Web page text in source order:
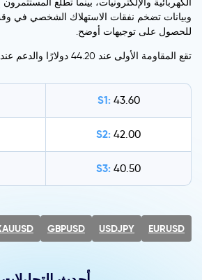
الكهربائية والإلكترونيات، بينما تطلع
وبيانات تضخم نفقات الاستهلاك الشخصي في
للحصول على توجيهات أوضح.
تقع المقاومة الأولى عند 44.20 دولارًا والدعم عند 43.60 دولارًا.
S1: 43.60
S2: 42.00
S3: 40.50
EURUSD
USDJPY
GBPUSD